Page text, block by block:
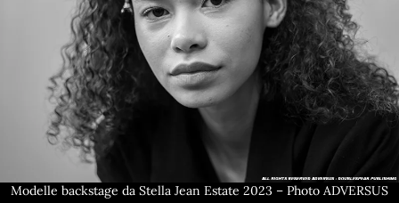
Modelle backstage da Stella Jean Estate 2023 – Photo ADVERSUS